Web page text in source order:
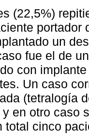
(22,5%)
portador
un
fue el de
con
Un caso
(tetralogía
en otro caso
total cinco